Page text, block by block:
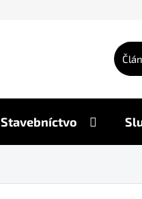
Stavebníctvo